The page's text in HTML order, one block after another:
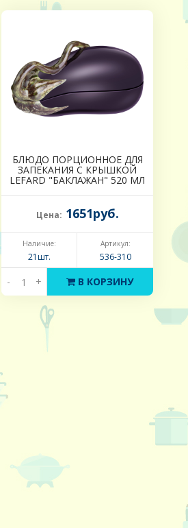
БЛЮДО ПОРЦИОННОЕ ДЛЯ
ЗАПЕКАНИЯ С КРЫШКОЙ
LEFARD "БАКЛАЖАН" 520 МЛ
Цена: 1651руб.
Наличие:
21шт.
Артикул:
536-310
- + В КОРЗИНУ